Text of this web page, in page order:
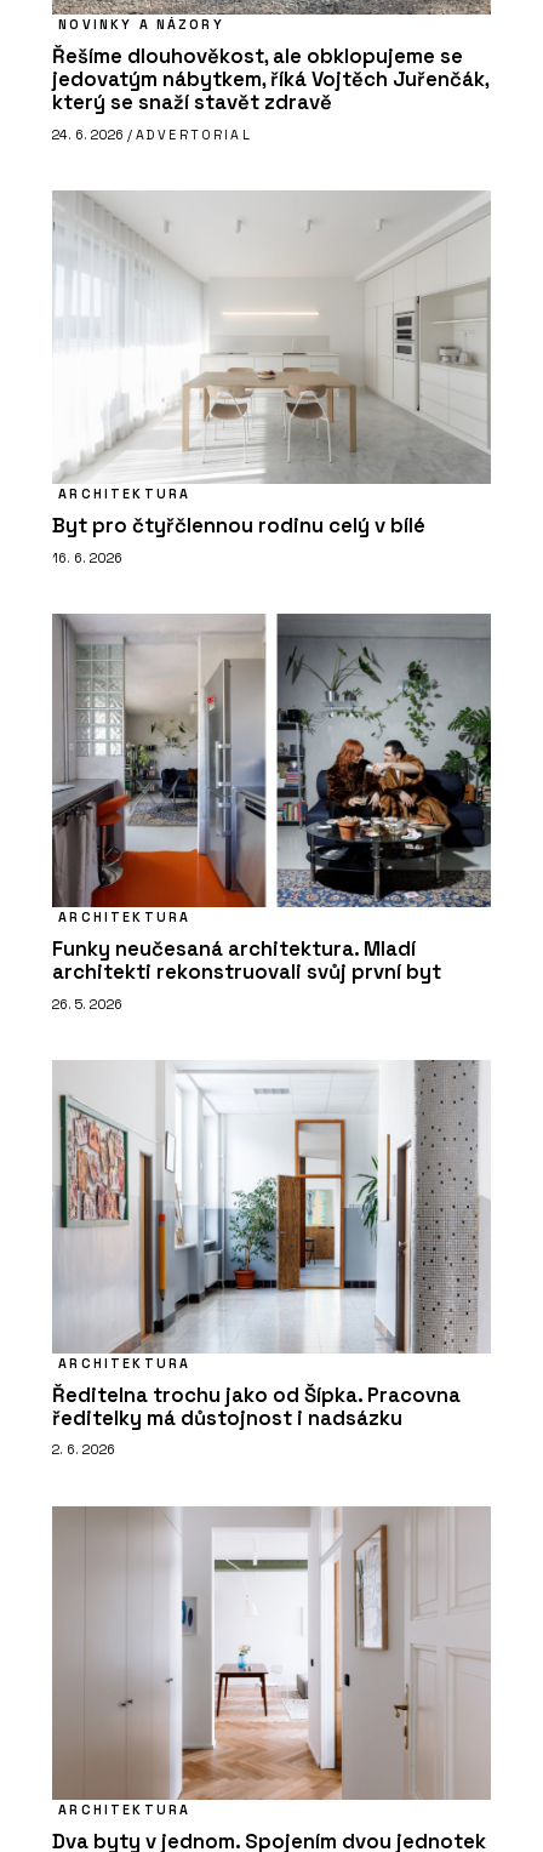
NOVINKY A NÁZORY
Řešíme dlouhověkost, ale obklopujeme se
jedovatým nábytkem, říká Vojtěch Juřenčák,
který se snaží stavět zdravě
24. 6. 2026 / ADVERTORIAL
ARCHITEKTURA
Byt pro čtyřčlennou rodinu celý v bílé
16. 6. 2026
ARCHITEKTURA
Funky neučesaná architektura. Mladí
architekti rekonstruovali svůj první byt
26. 5. 2026
ARCHITEKTURA
Ředitelna trochu jako od Šípka. Pracovna
ředitelky má důstojnost i nadsázku
2. 6. 2026
ARCHITEKTURA
Dva byty v jednom. Spojením dvou jednotek